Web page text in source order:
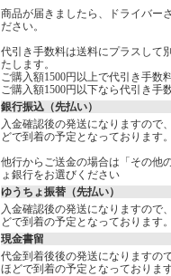
商品が届きましたら、ドライバー
ださい。
代引き手数料は送料にプラスして
たします。
ご購入額1500円以上で代引き手数
ご購入額1500円以下なら代引き手
銀行振込（先払い）
入金確認後の発送になりますので
どで到着の予定となっております
他行からご送金の場合は「その他
ょ銀行をお選びください
ゆうちょ振替（先払い）
入金確認後の発送になりますので
どで到着の予定となっております
現金書留
代金到着後後の発送になりますの
ほどで到着の予定となっておりま